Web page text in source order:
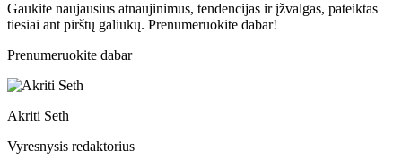
Gaukite naujausius atnaujinimus, tendencijas ir įžvalgas, pateiktas
tiesiai ant pirštų galiukų. Prenumeruokite dabar!
Prenumeruokite dabar
Akriti Seth
Vyresnysis redaktorius